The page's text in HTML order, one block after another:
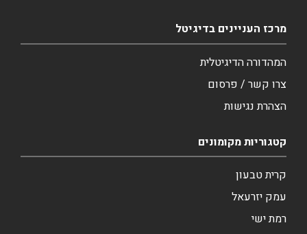
מרכז העניינים בדיגיטל
המהדורה הדיגיטלית
צרו קשר / פרסום
הצהרת נגישות
קטגוריות מקומונים
קרית טבעון
עמק יזרעאל
רמת ישי